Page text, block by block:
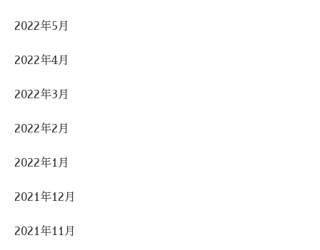
2022年5月
2022年4月
2022年3月
2022年2月
2022年1月
2021年12月
2021年11月